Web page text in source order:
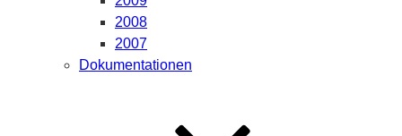
2008
2007
Dokumentationen